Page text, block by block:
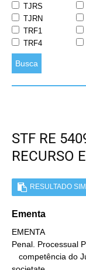
TJRS
TJRN
TRF1
TRF4
Busca
STF RE
RECURSO
RESULTADO
Ementa
EMENTA
Penal. Processual